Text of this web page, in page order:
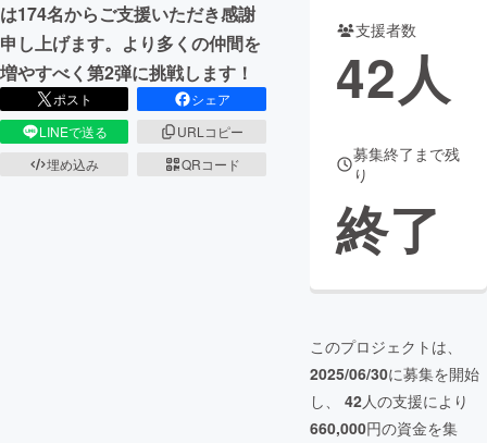
は174名からご支援いただき感謝
申し上げます。より多くの仲間を
増やすべく第2弾に挑戦します！
ポスト
シェア
LINEで送る
URLコピー
埋め込み
QRコード
支援者数
42人
募集終了まで残
り
終了
このプロジェクトは、
2025/06/30に募集を開始
し、 42人の支援により
660,000円の資金を集